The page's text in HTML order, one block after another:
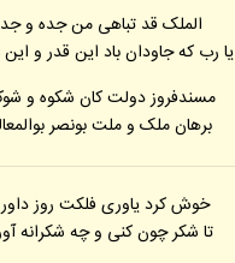
الملک قد تباهی من جده و
یا رب که جاودان باد این قدر و این
مسندفروز دولت کان شکوه و
برهان ملک و ملت بونصر
خوش کرد یاوری فلکت روز
تا شکر چون کنی و چه شکرانه